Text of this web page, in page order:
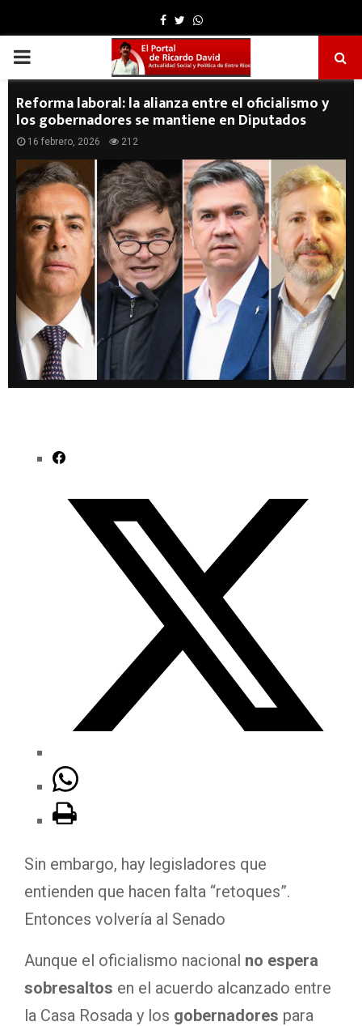
Facebook
TwitterWhatsapp
PRIMARY
MENU
Reforma laboral: la alianza entre el oficialismo y
los gobernadores se mantiene en Diputados
16 febrero, 2026 212
Sin embargo, hay legisladores que
entienden que hacen falta “retoques”.
Entonces volvería al Senado
Aunque el oficialismo nacional no espera
sobresaltos en el acuerdo alcanzado entre
la Casa Rosada y los gobernadores para